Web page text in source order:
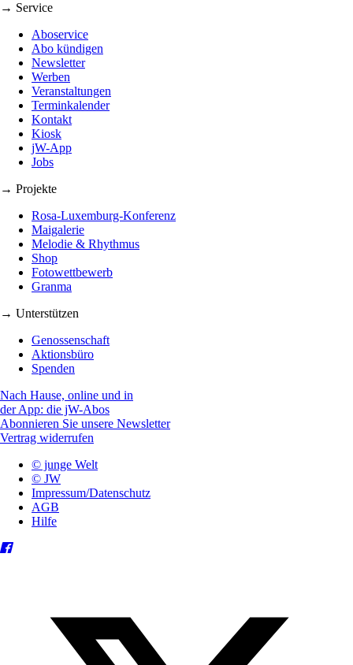
→ Service
Aboservice
Abo kündigen
Newsletter
Werben
Veranstaltungen
Terminkalender
Kontakt
Kiosk
jW-App
Jobs
→ Projekte
Rosa-Luxemburg-Konferenz
Maigalerie
Melodie & Rhythmus
Shop
Fotowettbewerb
Granma
→ Unterstützen
Genossenschaft
Aktionsbüro
Spenden
Nach Hause, online und in
der App: die jW-Abos
Abonnieren Sie unsere Newsletter
Vertrag widerrufen
© junge Welt
© JW
Impressum/Datenschutz
AGB
Hilfe